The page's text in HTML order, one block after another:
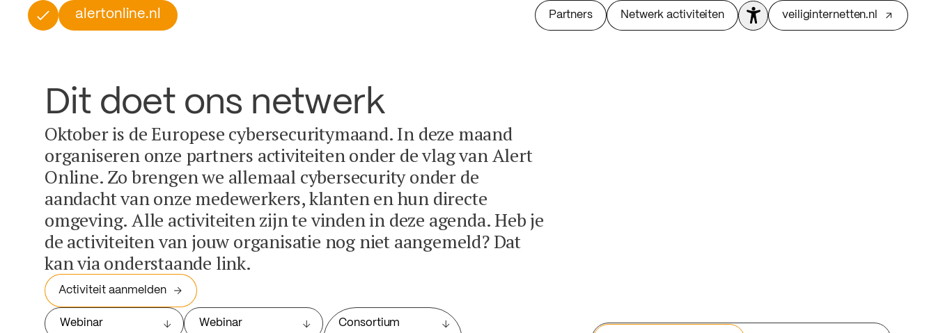
alertonline.nl Partners Netwerk activiteiten veiliginternetten.nl
Dit doet ons netwerk
Oktober is de Europese cybersecuritymaand. In deze maand
organiseren onze partners activiteiten onder de vlag van Alert
Online. Zo brengen we allemaal cybersecurity onder de
aandacht van onze medewerkers, klanten en hun directe
omgeving. Alle activiteiten zijn te vinden in deze agenda. Heb je
de activiteiten van jouw organisatie nog niet aangemeld? Dat
kan via onderstaande link.
Activiteit aanmelden
Webinar Webinar
Consortium